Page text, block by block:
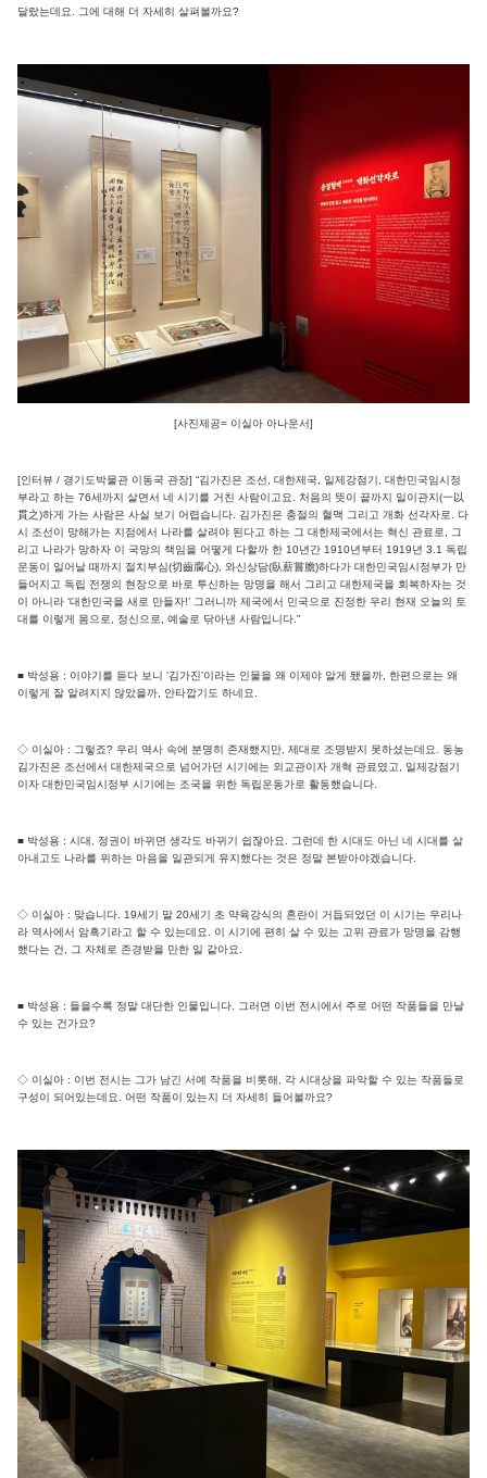
달랐는데요. 그에 대해 더 자세히 살펴볼까요?
[사진제공= 이실아 아나운서]
[인터뷰 / 경기도박물관 이동국 관장] “김가진은 조선, 대한제국, 일제강점기, 대한민국임시정
부라고 하는 76세까지 살면서 네 시기를 거친 사람이고요. 처음의 뜻이 끝까지 일이관지(一以
貫之)하게 가는 사람은 사실 보기 어렵습니다. 김가진은 충절의 혈맥 그리고 개화 선각자로. 다
시 조선이 망해가는 지점에서 나라를 살려야 된다고 하는 그 대한제국에서는 혁신 관료로, 그
리고 나라가 망하자 이 국망의 책임을 어떻게 다할까 한 10년간 1910년부터 1919년 3.1 독립
운동이 일어날 때까지 절치부심(切齒腐心), 와신상담(臥薪嘗膽)하다가 대한민국임시정부가 만
들어지고 독립 전쟁의 현장으로 바로 투신하는 망명을 해서 그리고 대한제국을 회복하자는 것
이 아니라 ‘대한민국을 새로 만들자!’ 그러니까 제국에서 민국으로 진정한 우리 현재 오늘의 토
대를 이렇게 몸으로, 정신으로, 예술로 닦아낸 사람입니다.”
■ 박성용 : 이야기를 듣다 보니 ‘김가진’이라는 인물을 왜 이제야 알게 됐을까, 한편으로는 왜
이렇게 잘 알려지지 않았을까, 안타깝기도 하네요.
◇ 이실아 : 그렇죠? 우리 역사 속에 분명히 존재했지만, 제대로 조명받지 못하셨는데요. 동농
김가진은 조선에서 대한제국으로 넘어가던 시기에는 외교관이자 개혁 관료였고, 일제강점기
이자 대한민국임시정부 시기에는 조국을 위한 독립운동가로 활동했습니다.
■ 박성용 : 시대, 정권이 바뀌면 생각도 바뀌기 쉽잖아요. 그런데 한 시대도 아닌 네 시대를 살
아내고도 나라를 위하는 마음을 일관되게 유지했다는 것은 정말 본받아야겠습니다.
◇ 이실아 : 맞습니다. 19세기 말 20세기 초 약육강식의 혼란이 거듭되었던 이 시기는 우리나
라 역사에서 암흑기라고 할 수 있는데요. 이 시기에 편히 살 수 있는 고위 관료가 망명을 감행
했다는 건, 그 자체로 존경받을 만한 일 같아요.
■ 박성용 : 들을수록 정말 대단한 인물입니다. 그러면 이번 전시에서 주로 어떤 작품들을 만날
수 있는 건가요?
◇ 이실아 : 이번 전시는 그가 남긴 서예 작품을 비롯해, 각 시대상을 파악할 수 있는 작품들로
구성이 되어있는데요. 어떤 작품이 있는지 더 자세히 들어볼까요?